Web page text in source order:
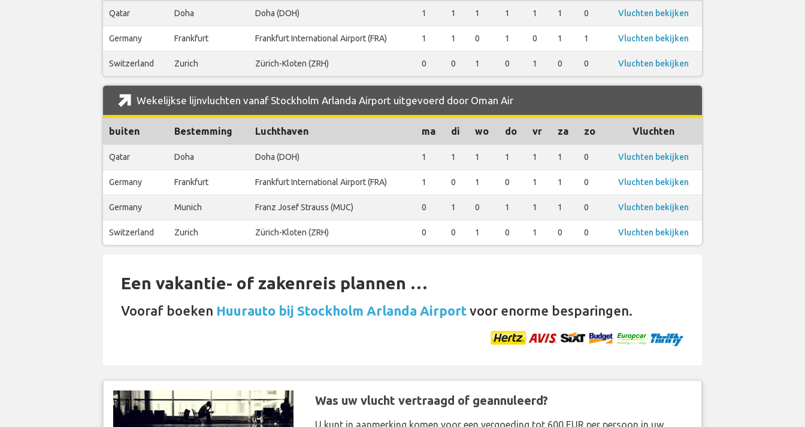
Qatar Doha Doha (DOH) 1 1 1 1 1 1 0 Vluchten bekijken
Germany Frankfurt Frankfurt International Airport (FRA) 1 1 0 1 0 1 1 Vluchten bekijken
Switzerland Zurich Zürich-Kloten (ZRH) 0 0 1 0 1 0 0 Vluchten bekijken
Wekelijkse lijnvluchten vanaf Stockholm Arlanda Airport uitgevoerd door Oman Air
buiten Bestemming Luchthaven ma di wo do vr za zo Vluchten
Qatar Doha Doha (DOH) 1 1 1 1 1 1 0 Vluchten bekijken
Germany Frankfurt Frankfurt International Airport (FRA) 1 0 1 0 1 1 0 Vluchten bekijken
Germany Munich Franz Josef Strauss (MUC) 0 1 0 1 1 1 0 Vluchten bekijken
Switzerland Zurich Zürich-Kloten (ZRH) 0 0 1 0 1 0 0 Vluchten bekijken
Een vakantie- of zakenreis plannen …
Vooraf boeken Huurauto bij Stockholm Arlanda Airport voor enorme besparingen.
Was uw vlucht vertraagd of geannuleerd?
U kunt in aanmerking komen voor een vergoeding tot 600 EUR per persoon in uw